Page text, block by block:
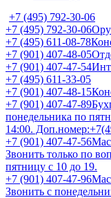
+7 (495) 792-30-06
+7 (495) 792-30-06
+7 (495) 611-08-78
+7 (901) 407-48-05
+7 (901) 407-47-54
+7 (495) 611-33-05
+7 (901) 407-48-15
+7 (901) 407-47-89
понедельника по
14:00.
+7 (901) 407-47-56
Звонить только по
пятницу с 10 до 19.
+7 (901) 407-47-96
Звонить с